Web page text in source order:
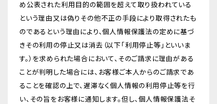
め公表された利用目的の範囲を超えて取り扱われている
という理由又は偽りその他不正の手段により取得されたも
のであるという理由により、個人情報保護法の定めに基づ
きその利用の停止又は消去（以下「利用停止等」といいま
す。）を求められた場合において、そのご請求に理由がある
ことが判明した場合には、お客様ご本人からのご請求であ
ることを確認の上で、遅滞なく個人情報の利用停止等を行
い、その旨をお客様に通知します。但し、個人情報保護法そ